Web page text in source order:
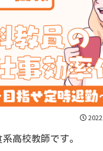
高校教師です。